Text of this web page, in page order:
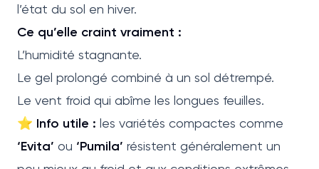
l’état du sol en hiver.
Ce qu’elle craint vraiment :
L’humidité stagnante.
Le gel prolongé combiné à un sol détrempé.
Le vent froid qui abîme les longues feuilles.
⭐ Info utile : les variétés compactes comme
‘Evita’ ou ‘Pumila’ résistent généralement un